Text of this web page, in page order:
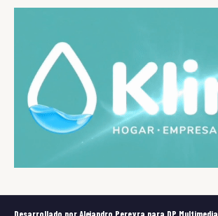
Desarrollado por Alejandro Pereyra para DP Multimedia